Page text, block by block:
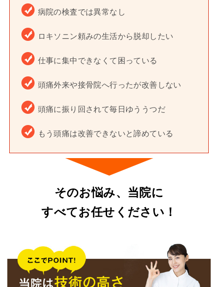
病院の検査では異常なし
ロキソニン頼みの生活から脱却したい
仕事に集中できなくて困っている
頭痛外来や接骨院へ行ったが改善しない
頭痛に振り回されて毎日ゆううつだ
もう頭痛は改善できないと諦めている
そのお悩み、当院に
すべてお任せください！